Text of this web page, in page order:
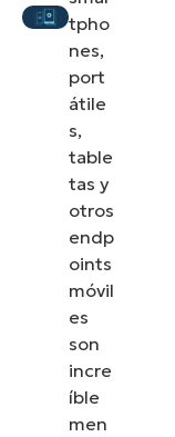
tpho
nes,
port
átile
s,
table
tas y
otros
endp
oints
móvil
es
son
incre
íble
men